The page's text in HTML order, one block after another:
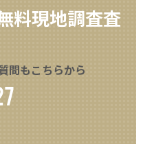
料現地調査査
問もこちらから